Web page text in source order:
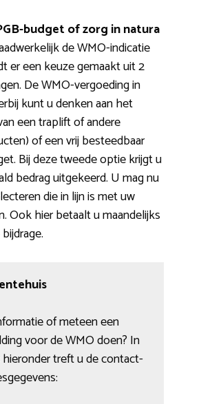
budget of zorg in natura
de WMO-indicatie
er een keuze gemaakt uit 2
De WMO-vergoeding in
kunt u denken aan het
een traplift of andere
of een vrij besteedbaar
Bij deze tweede optie krijgt u
bedrag uitgekeerd. U mag nu
die in lijn is met uw
Ook hier betaalt u maandelijks
of meteen een
voor de WMO doen? In
treft u de contact-